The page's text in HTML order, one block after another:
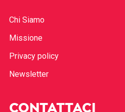
Chi Siamo
Missione
Privacy policy
Newsletter
CONTATTACI